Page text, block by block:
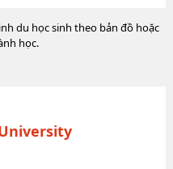
du học sinh theo bản đồ hoặc
học.